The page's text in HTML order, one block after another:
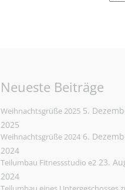
Neueste Beiträge
Weihnachtsgrüße 2025 5.
2025
Weihnachtsgrüße 2024 6.
2024
Teilumbau Fitnessstudio e2 23.
2024